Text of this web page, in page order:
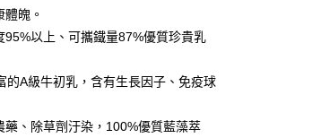
魄。
95%以上、可攜鐵量87%優質珍貴乳
的A級牛初乳，含有生長因子、免疫球
藥、除草劑汙染，100%優質藍藻萃